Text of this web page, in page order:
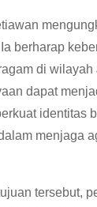
berharap
di
dapat
identitas
menjaga
tersebut,